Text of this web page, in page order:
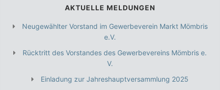
AKTUELLE MELDUNGEN
Neugewählter Vorstand im Gewerbeverein Markt Mömbris
e.V.
Rücktritt des Vorstandes des Gewerbevereins Mömbris e.
V.
Einladung zur Jahreshauptversammlung 2025